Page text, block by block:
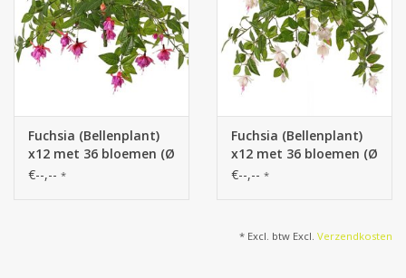
Fuchsia (Bellenplant)
x12 met 36 bloemen (Ø
5 cm), 18 knoppen &
€--,-- *
Fuchsia (Bellenplant)
x12 met 36 bloemen (Ø
5 cm), 18 knoppen &
€--,-- *
* Excl. btw Excl. Verzendkosten